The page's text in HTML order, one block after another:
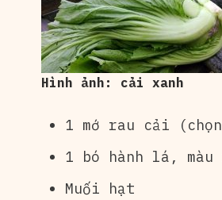
Hình ảnh: cải xanh
1 mớ rau cải
1 bó hành lá, màu
Muối hạt